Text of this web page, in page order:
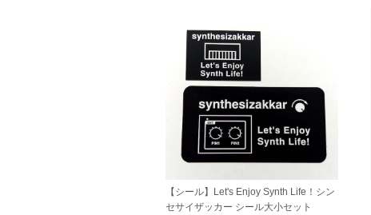
【シール】Let's Enjoy Synth Life！シン
セサイザッカー シール大小セット